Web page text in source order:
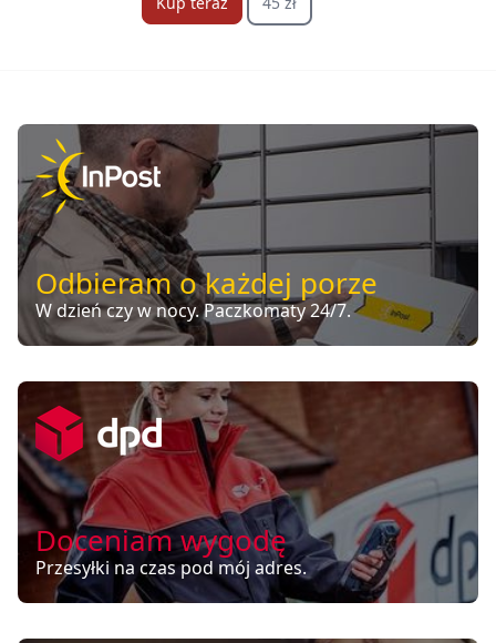
Odbieram o każdej porze
W dzień czy w nocy. Paczkomaty 24/7.
Doceniam wygodę
Przesyłki na czas pod mój adres.